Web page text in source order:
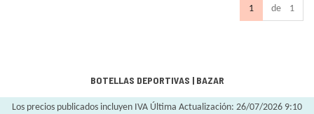
1 de 1
BOTELLAS DEPORTIVAS | BAZAR
Los precios publicados incluyen IVA Última Actualización: 26/07/2026 9:10